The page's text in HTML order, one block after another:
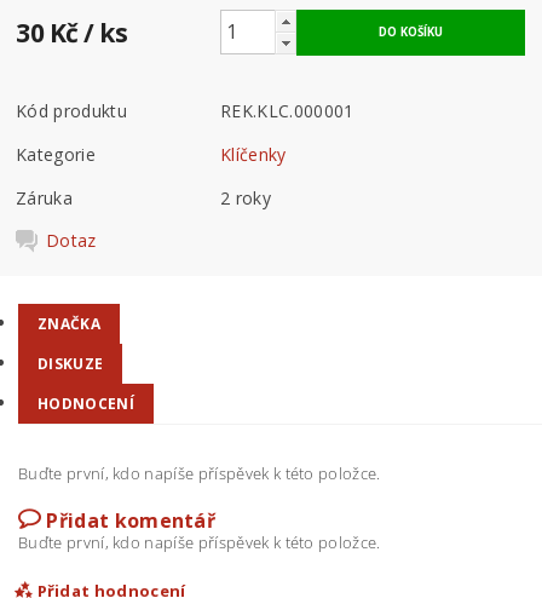
30 Kč/ ks
Kód produktu
REK.KLC.000001
Kategorie
Klíčenky
Záruka
2 roky
Dotaz
ZNAČKA
DISKUZE
HODNOCENÍ
Buďte první, kdo napíše příspěvek k této položce.
Přidat komentář
Buďte první, kdo napíše příspěvek k této položce.
Přidat hodnocení